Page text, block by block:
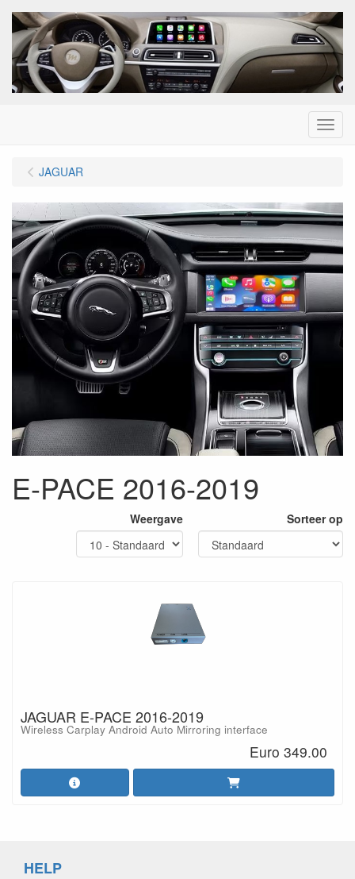
Menu
JAGUAR
E-PACE 2016-2019
Weergave Sorteer op
JAGUAR E-PACE 2016-2019
Wireless Carplay Android Auto Mirroring interface
Euro 349.00
HELP